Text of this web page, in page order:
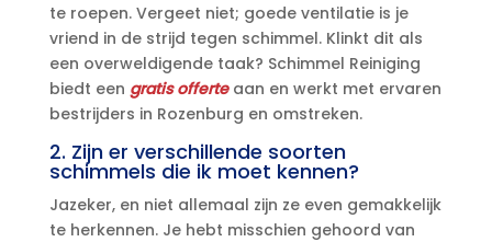
te roepen.​ Vergeet niet; goede ventilatie is je
vriend in de strijd tegen schimmel.​ Klinkt dit als
een overweldigende taak? Schimmel Reiniging
biedt een gratis offerteaan en werkt met ervaren
bestrijders in Rozenburg en omstreken.​
2.​ Zijn er verschillende soorten
schimmels die ik moet kennen?
Jazeker, en niet allemaal zijn ze even gemakkelijk
te herkennen.​ Je hebt misschien gehoord van